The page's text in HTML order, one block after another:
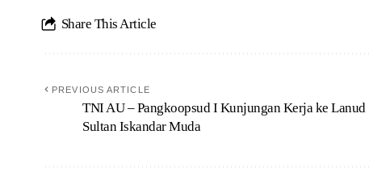
Share This Article
PREVIOUS ARTICLE
TNI AU – Pangkoopsud I Kunjungan Kerja ke Lanud
Sultan Iskandar Muda